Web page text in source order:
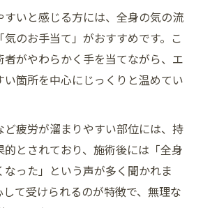
すいと感じる方には、全身の気の流
のお手当て」がおすすめです。こ
者がやわらかく手を当てながら、エ
い箇所を中心にじっくりと温めてい
ど疲労が溜まりやすい部位には、持
とされており、施術後には「全身
った」という声が多く聞かれま
て受けられるのが特徴で、無理な